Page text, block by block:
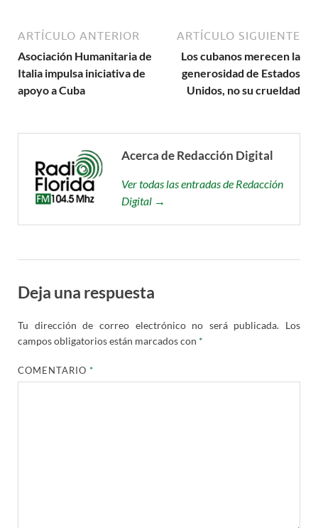
ARTÍCULO ANTERIOR
Asociación Humanitaria de
Italia impulsa iniciativa de
apoyo a Cuba
ARTÍCULO SIGUIENTE
Los cubanos merecen la
generosidad de Estados
Unidos, no su crueldad
Acerca de Redacción Digital
Ver todas las entradas de Redacción
Digital →
Deja una respuesta
Tu dirección de correo electrónico no será publicada. Los
campos obligatorios están marcados con *
COMENTARIO*